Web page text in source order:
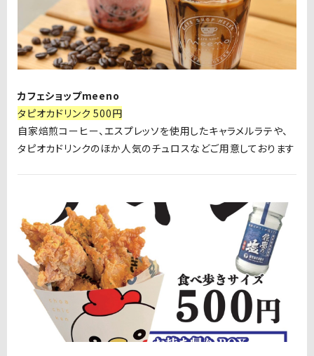
カフェショップmeeno
タピオカドリンク 500円
自家焙煎コーヒー、エスプレッソを使用したキャラメルラテや、
タピオカドリンクのほか人気のチュロスなどご用意しております